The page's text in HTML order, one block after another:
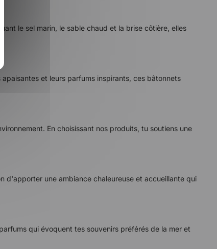
le sel marin, le sable chaud et la brise côtière, elles
et leurs parfums inspirants, ces bâtonnets
En choisissant nos produits, tu soutiens une
d'apporter une ambiance chaleureuse et accueillante qui
qui évoquent tes souvenirs préférés de la mer et